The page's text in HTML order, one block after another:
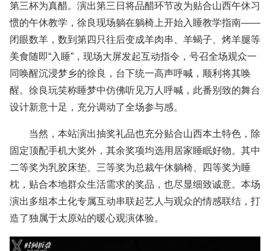
第三杯为真醋。演出第三日将品醋环节改为贴合山西午休习
惯的午休教学，徐良现场躺在躺椅上开始入睡教学指南——
闭眼数羊，数到第四只往后变成羊肉串、羊蝎子、烤羊腿等
美食随即“入睡”，现场大屏发起互动指令，号召全场观众一
同唤醒沉浸梦乡的徐良，台下统一高声呼喊，顺利将其唤
醒。徐良玩笑称睡梦中仿佛听见万人呼喊，此番别致的舞台
设计新意十足，充分调动了全场参与感。
当然，本站演出抽奖礼品也充分贴合山西本土特色，除
固定顶配手机大奖外，其余奖项均选用居家睡眠好物。其中
二等奖为乳胶床垫、三等奖为总裁午休躺椅、四等奖为睡
枕，贴合本地群众生活需求的奖品，也尽显细致诚意。本场
演出多组本土化专属互动串联起艺人与观众的情感联结，打
造了独属于太原站的暖心观演体验。